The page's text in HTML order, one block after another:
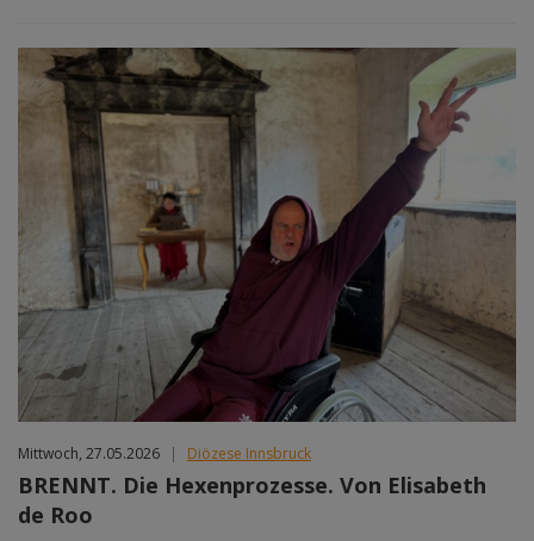
Mittwoch, 27.05.2026 | Diözese Innsbruck
BRENNT. Die Hexenprozesse. Von Elisabeth
de Roo